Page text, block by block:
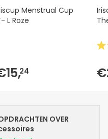
Menstrual Cup
L Roze
24
OVER